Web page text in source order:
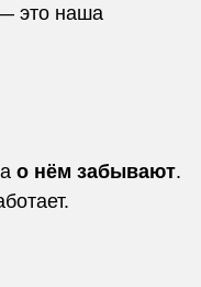
это наша
о нём забывают.